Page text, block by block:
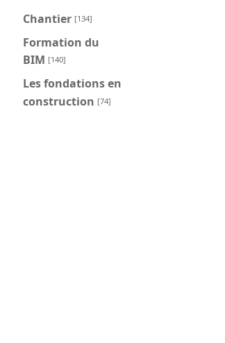
Chantier [134]
Formation du
BIM [140]
Les fondations en
construction [74]